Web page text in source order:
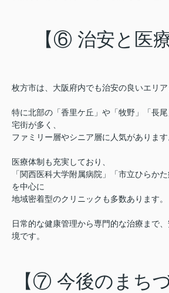
【⑥ 治安と医
枚方市は、大阪府内でも治安の良いエリア
特に北部の「香里ケ丘」や「牧野」「長
宅街が多く、
ファミリー層やシニア層に人気があります
医療体制も充実しており、
「関西医科大学附属病院」「市立ひらか
を中心に
地域密着型のクリニックも多数あります。
日常的な健康管理から専門的な治療まで
境です。
【⑦ 今後のまち